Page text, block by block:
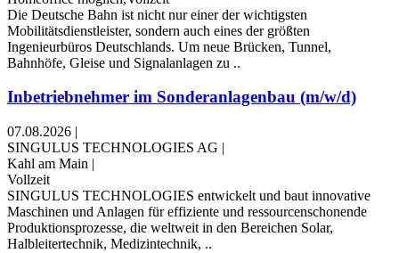
Die Deutsche Bahn ist nicht nur einer der wichtigsten
Mobilitätsdienstleister, sondern auch eines der größten
Ingenieurbüros Deutschlands. Um neue Brücken, Tunnel,
Bahnhöfe, Gleise und Signalanlagen zu ..
Inbetriebnehmer im Sonderanlagenbau (m/w/d)
07.08.2026 |
SINGULUS TECHNOLOGIES AG |
Kahl am Main |
Vollzeit
SINGULUS TECHNOLOGIES entwickelt und baut innovative
Maschinen und Anlagen für effiziente und ressourcenschonende
Produktionsprozesse, die weltweit in den Bereichen Solar,
Halbleitertechnik, Medizintechnik, ..